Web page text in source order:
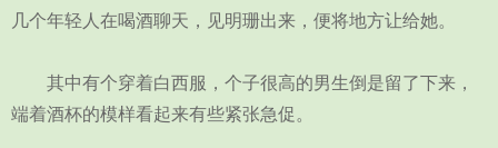
几个年轻人在喝酒聊天，见明珊出来，便将地方让给她。
其中有个穿着白西服，个子很高的男生倒是留了下来，
端着酒杯的模样看起来有些紧张急促。